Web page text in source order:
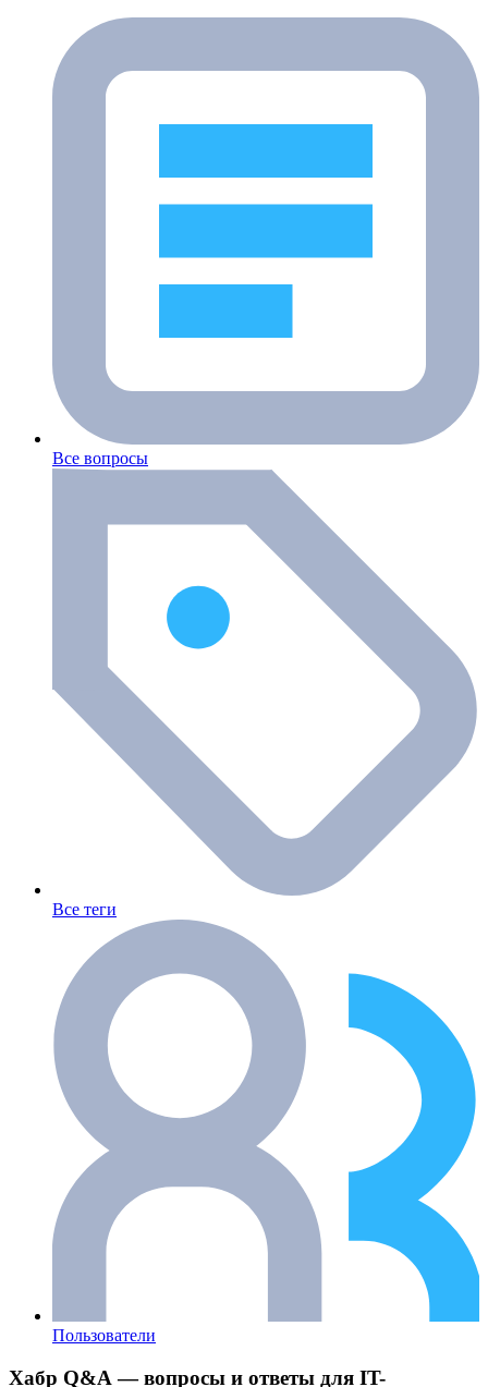
Все вопросы
Все теги
Пользователи
Хабр Q&A — вопросы и ответы для IT-